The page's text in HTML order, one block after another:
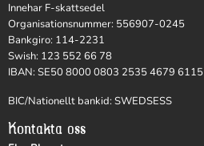
Innehar F-skattsedel
Organisationsnummer: 556907-0245
Bankgiro: 114-2231
Swish: 123 552 66 78
IBAN: SE50 8000 0803 2535 4679 6115
BIC/Nationellt bankid: SWEDSESS
Kontakta oss